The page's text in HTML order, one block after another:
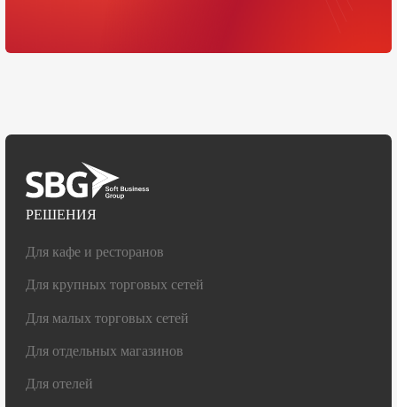
РЕШЕНИЯ
Для кафе и ресторанов
Для крупных торговых сетей
Для малых торговых сетей
Для отдельных магазинов
Для отелей